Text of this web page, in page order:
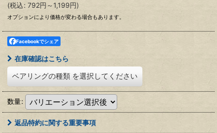
(税込: 792円 ～1,199円)
オプションにより価格が変わる場合もあります。
Facebookでシェア
在庫確認はこちら
ベアリングの種類 を選択してください
数量:
返品特約に関する重要事項